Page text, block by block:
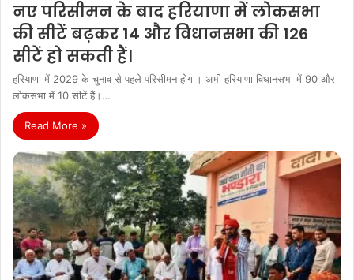
नए परिसीमन के बाद हरियाणा में लोकसभा
की सीटें बढ़कर 14 और विधानसभा की 126
सीटें हो सकती हैं।
हरियाणा में 2029 के चुनाव से पहले परिसीमन होगा। अभी हरियाणा विधानसभा में 90 और
लोकसभा में 10 सीटें हैं।…
Read More »